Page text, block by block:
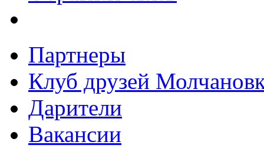
Партнеры
Клуб друзей
Дарители
Вакансии